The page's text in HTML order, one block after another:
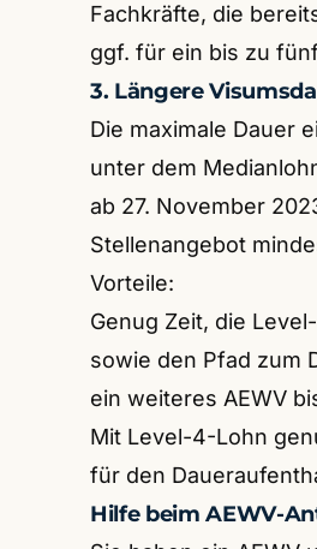
Fachkräfte, die
ggf. für ein bis zu
3. Längere
Die maximale Dauer
unter dem
ab 27. November
Stellenangebot
Vorteile:
Genug Zeit, die
sowie den Pfad zum
ein weiteres AEWV
Mit Level-4-Lohn
für den
Hilfe beim AEWV-